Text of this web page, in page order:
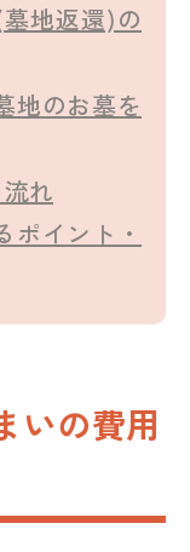
地返還)の
地のお墓を
れ
ポイント・
いの費用